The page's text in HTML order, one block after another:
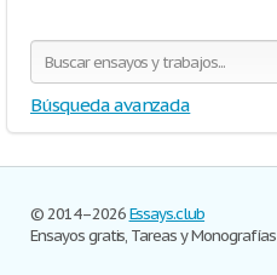
Búsqueda avanzada
© 2014–2026Essays.club
Ensayos gratis, Tareas y Monografías